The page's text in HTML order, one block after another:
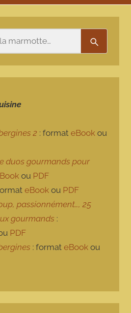
2 : formateBook ou
duos gourmands pour
ou PDF
eBook ou PDF
passionnément…, 25
gourmands :
PDF
: formateBook ou